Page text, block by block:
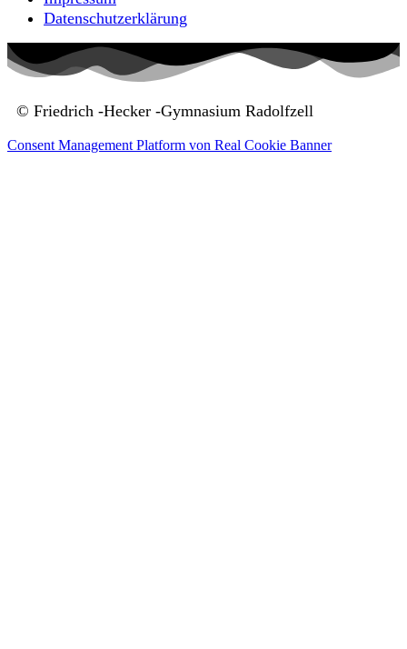
Datenschutzerklärung
© Friedrich -Hecker -Gymnasium Radolfzell
Consent Management Platform von Real Cookie Banner